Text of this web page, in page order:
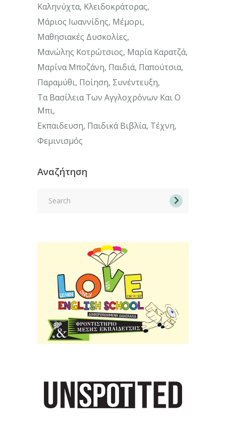
Καληνύχτα Κλειδοκράτορας
Μάριος Ιωαννίδης Μέμορι
Μαθησιακές Δυσκολίες
Μανώλης Κοτρώτσιος Μαρία Καρατζά
Μαρίνα Μποζάνη Παιδιά Παπούτσια
Παραμύθι Ποίηση Συνέντευξη
Τα Βασίλεια Των Αγγλοχρόνων Και Ο
Μπι
Εκπαιδευση Παιδικά Βιβλία Τέχνη
Φεμινισμός
Αναζήτηση